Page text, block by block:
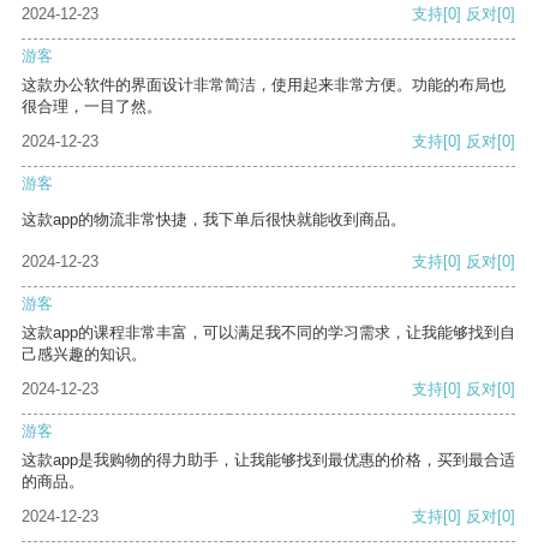
2024-12-23
支持[0] 反对[0]
游客
这款办公软件的界面设计非常简洁，使用起来非常方便。功能的布局也
很合理，一目了然。
2024-12-23
支持[0] 反对[0]
游客
这款app的物流非常快捷，我下单后很快就能收到商品。
2024-12-23 支持[0] 反对[0]
游客
这款app的课程非常丰富，可以满足我不同的学习需求，让我能够找到自
己感兴趣的知识。
2024-12-23
支持[0] 反对[0]
游客
这款app是我购物的得力助手，让我能够找到最优惠的价格，买到最合适
的商品。
2024-12-23
支持[0] 反对[0]